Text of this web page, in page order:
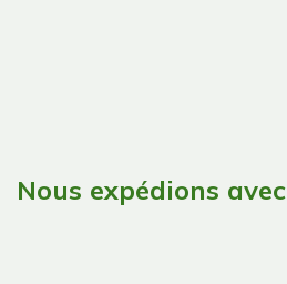
Nous expédions avec